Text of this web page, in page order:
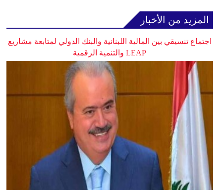
المزيد من الأخبار
اجتماع تنسيقي بين المالية اللبنانية والبنك الدولي لمتابعة مشاريع
LEAP والتنمية الرقمية